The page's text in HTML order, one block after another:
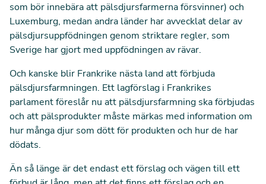
som bör innebära att pälsdjursfarmerna försvinner) och
Luxemburg, medan andra länder har avvecklat delar av
pälsdjursuppfödningen genom striktare regler, som
Sverige har gjort med uppfödningen av rävar.
Och kanske blir Frankrike nästa land att förbjuda
pälsdjursfarmningen. Ett lagförslag i Frankrikes
parlament föreslår nu att pälsdjursfarmning ska förbjudas
och att pälsprodukter måste märkas med information om
hur många djur som dött för produkten och hur de har
dödats.
Än så länge är det endast ett förslag och vägen till ett